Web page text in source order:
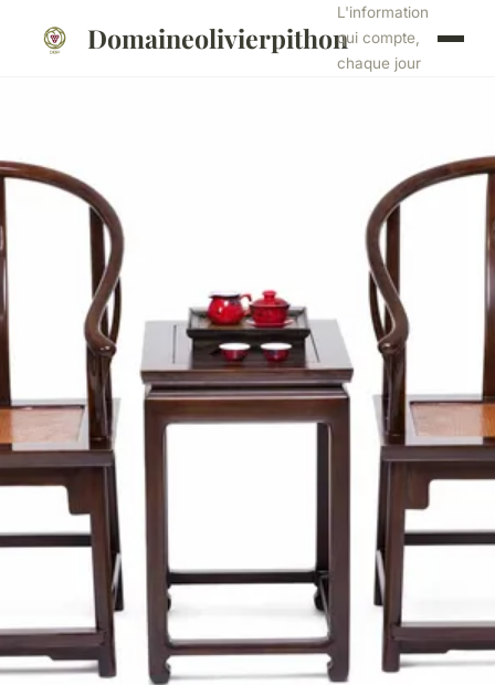
Domaineolivierpithon
L'information
qui compte,
chaque jour